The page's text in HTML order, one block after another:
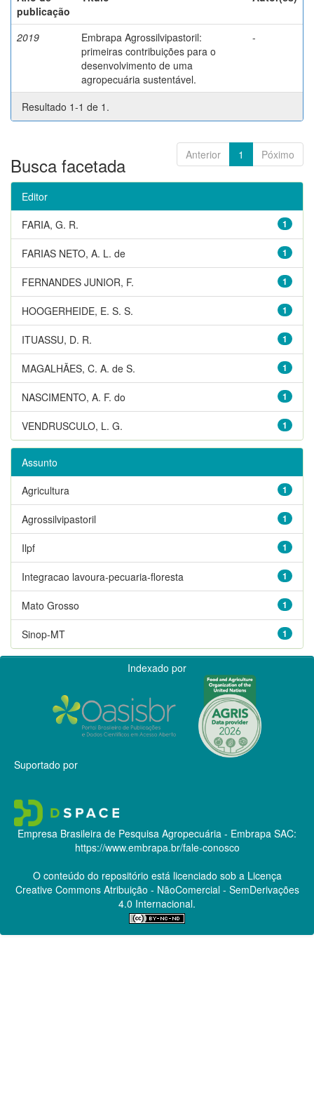
publicação
2019
Embrapa Agrossilvipastoril:
primeiras contribuições para o
desenvolvimento de uma
agropecuária sustentável.
-
Resultado 1-1 de 1.
Anterior 1 Póximo
Busca facetada
Editor
1
FARIA, G. R.
1
FARIAS NETO, A. L. de
1
FERNANDES JUNIOR, F.
1
HOOGERHEIDE, E. S. S.
1
ITUASSU, D. R.
1
MAGALHÃES, C. A. de S.
1
NASCIMENTO, A. F. do
1
VENDRUSCULO, L. G.
Assunto
1
Agricultura
1
Agrossilvipastoril
1
Ilpf
1
Integracao lavoura-pecuaria-floresta
1
Mato Grosso
1
Sinop-MT
Indexado por
Suportado por
Empresa Brasileira de Pesquisa Agropecuária - Embrapa SAC:
https://www.embrapa.br/fale-conosco
O conteúdo do repositório está licenciado sob a Licença
Creative CommonsAtribuição - NãoComercial - SemDerivações
4.0 Internacional.